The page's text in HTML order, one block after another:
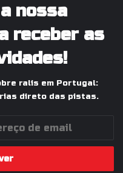
nossa
receber as
ralis em Portugal:
direto das pistas.